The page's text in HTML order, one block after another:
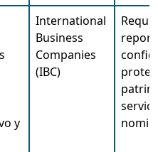
y
International
Business
Companies
(IBC)